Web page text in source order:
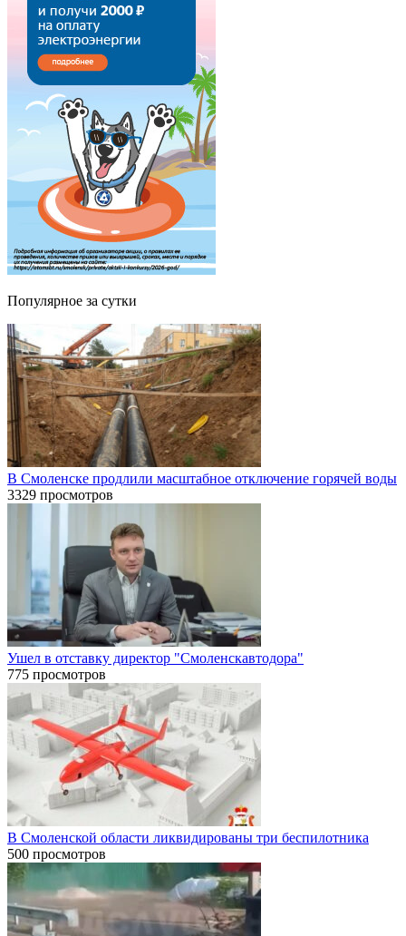
Популярное за сутки
В Смоленске продлили масштабное отключение горячей воды
3329 просмотров
Ушел в отставку директор "Смоленскавтодора"
775 просмотров
В Смоленской области ликвидированы три беспилотника
500 просмотров